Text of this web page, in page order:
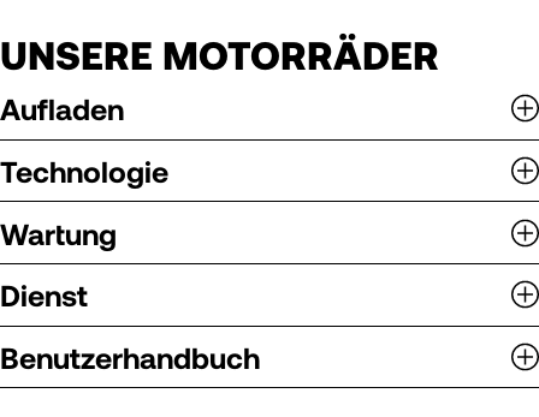
UNSERE MOTORRÄDER
Aufladen
Technologie
Wartung
Dienst
Benutzerhandbuch